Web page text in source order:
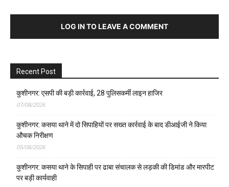
LOG IN TO LEAVE A COMMENT
Recent Post
कुशीनगर: एसपी की बड़ी कार्रवाई, 28 पुलिसकर्मी लाइन हाजिर
07/08/2026
कुशीनगर: कसया थाने में दो सिपाहियों पर सख्त कार्रवाई के बाद डीआईजी ने किया
औचक निरीक्षण
05/08/2026
कुशीनगर: कसया थाने के सिपाही पर ढाबा संचालक से लड़की की डिमांड और मारपीट
पर बड़ी कार्यवाही